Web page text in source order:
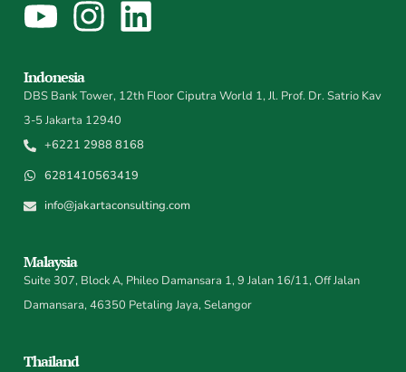
Indonesia
DBS Bank Tower, 12th Floor Ciputra World 1, Jl. Prof. Dr. Satrio Kav
3-5 Jakarta 12940
+6221 2988 8168
6281410563419
info@jakartaconsulting.com
Malaysia
Suite 307, Block A, Phileo Damansara 1, 9 Jalan 16/11, Off Jalan
Damansara, 46350 Petaling Jaya, Selangor
Thailand